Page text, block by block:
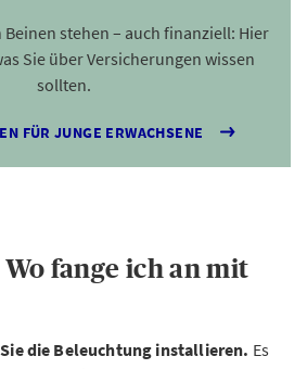
stehen – auch finanziell: Hier
Sie über Versicherungen wissen
sollten.
FÜR JUNGE ERWACHSENE
fange ich an mit
die Beleuchtung installieren. Es